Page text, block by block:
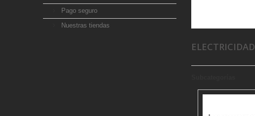
Pago seguro
Nuestras tiendas
ELECTRICIDAD